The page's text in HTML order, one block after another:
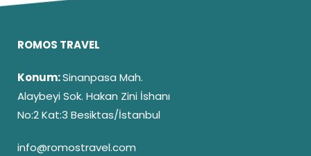
ROMOS TRAVEL
Konum:Sinanpasa Mah.
Alaybeyi Sok. Hakan Zini İshanı
No:2 Kat:3 Besiktas/İstanbul
info@romostravel.com